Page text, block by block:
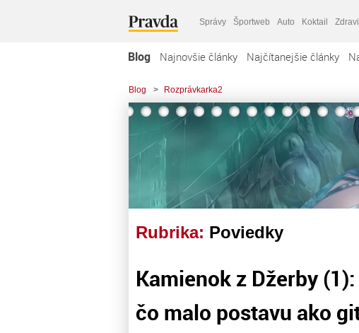
Správy Športweb Auto Koktail
Blog Najnovšie články Najčítanejšie články
Blog > Rozprávkarka2
Rubrika: Poviedky
Kamienok z Džerby
čo malo postavu ako